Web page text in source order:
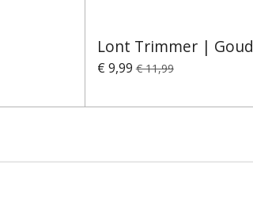
Lont Trimmer | Goud
€ 9,99 € 11,99